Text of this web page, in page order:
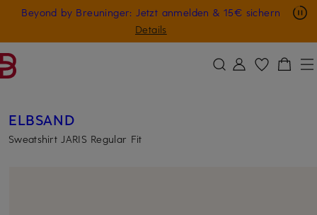
ZUM HAUPTINHALT ÜBERSPRINGEN
Beyond by Breuninger: Jetzt anmelden & 15€ sichern
Details
Nur in der App: -10 € auf digitale Geschenkkarten
GESCHENK20
ELBSAND
Sweatshirt JARIS Regular Fit